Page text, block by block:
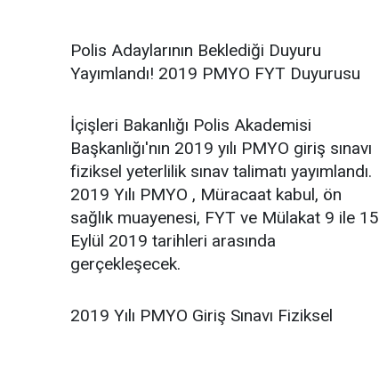
Polis Adaylarının Beklediği Duyuru
Yayımlandı! 2019 PMYO FYT Duyurusu
İçişleri Bakanlığı Polis Akademisi
Başkanlığı'nın 2019 yılı PMYO giriş sınavı
fiziksel yeterlilik sınav talimatı yayımlandı.
2019 Yılı PMYO , Müracaat kabul, ön
sağlık muayenesi, FYT ve Mülakat 9 ile 15
Eylül 2019 tarihleri arasında
gerçekleşecek.
2019 Yılı PMYO Giriş Sınavı Fiziksel